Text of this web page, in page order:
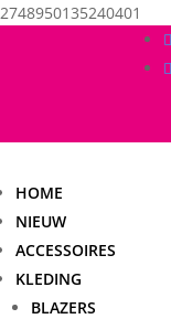
2748950135240401
HOME
NIEUW
ACCESSOIRES
KLEDING
BLAZERS